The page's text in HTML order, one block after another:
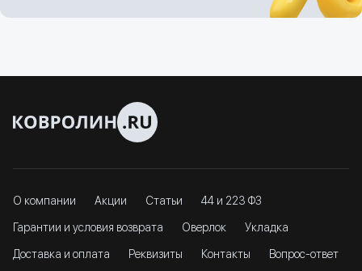
О компании Акции Статьи 44 и 223 ФЗ
Гарантии и условия возврата Оверлок Укладка
Доставка и оплата Реквизиты Контакты Вопрос-ответ